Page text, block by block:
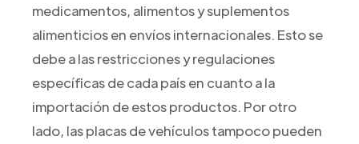
medicamentos, alimentos y suplementos
alimenticios en envíos internacionales. Esto se
debe a las restricciones y regulaciones
específicas de cada país en cuanto a la
importación de estos productos. Por otro
lado, las placas de vehículos tampoco pueden